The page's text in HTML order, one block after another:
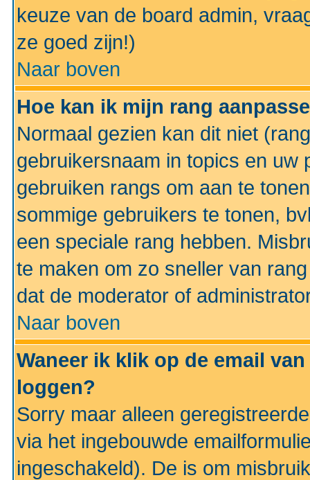
keuze van de board admin,
ze goed zijn!)
Naar boven
Hoe kan ik mijn rang
Normaal gezien kan dit niet
gebruikersnaam in topics en uw
gebruiken rangs om aan te
sommige gebruikers te tonen,
een speciale rang hebben.
te maken om zo sneller van
dat de moderator of
Naar boven
Waneer ik klik op de email
loggen?
Sorry maar alleen
via het ingebouwde
ingeschakeld). De is om